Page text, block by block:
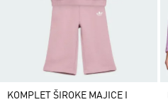
KOMPLET ŠIROKE MAJICE I